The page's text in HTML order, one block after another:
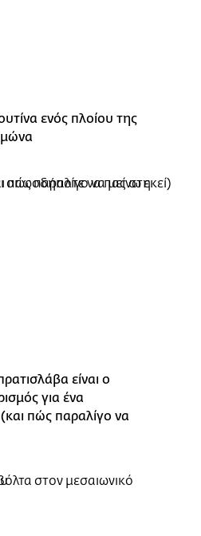
ενός πλοίου της
είναι ο
για ένα
(και πώς παραλίγο να